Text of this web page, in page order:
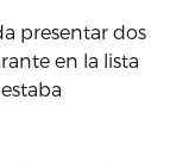
presentar dos
en la lista